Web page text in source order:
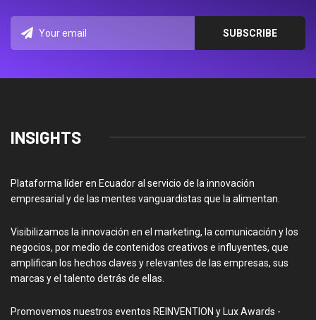
INSIGHTS
Plataforma líder en Ecuador al servicio de la innovación
empresarial y de las mentes vanguardistas que la alimentan.
Visibilizamos la innovación en el marketing, la comunicación y los
negocios, por medio de contenidos creativos e influyentes, que
amplifican los hechos claves y relevantes de las empresas, sus
marcas y el talento detrás de ellas.
Promovemos nuestros eventos REINVENTION y Lux Awards -